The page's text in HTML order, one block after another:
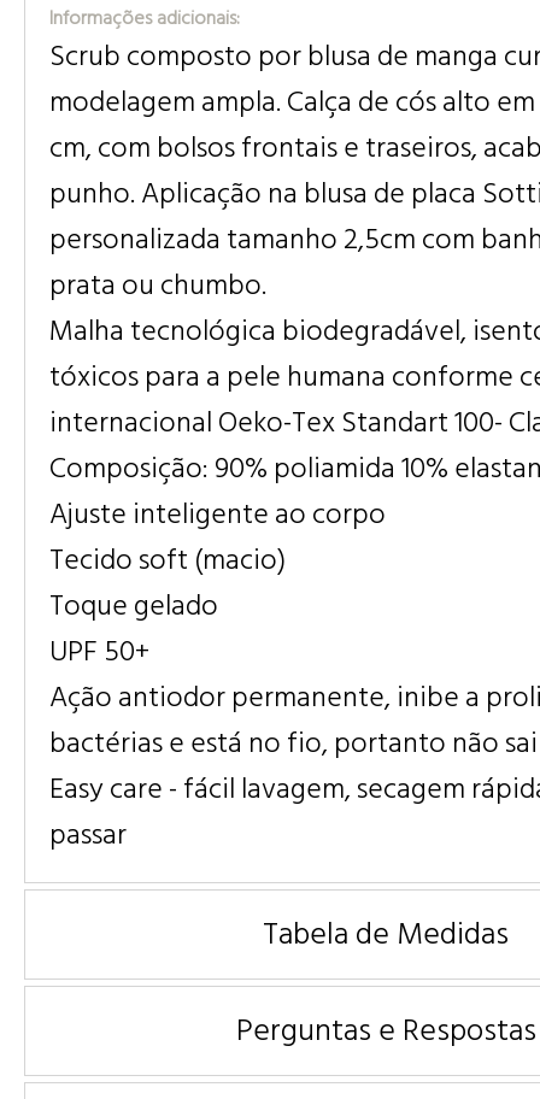
Informações adicionais:
Scrub composto por blusa de manga
modelagem ampla. Calça de cós alto
cm, com bolsos frontais e traseiros,
punho. Aplicação na blusa de placa
personalizada tamanho 2,5cm com
prata ou chumbo.
Malha tecnológica biodegradável,
tóxicos para a pele humana conforme
internacional Oeko-Tex Standart 100-
Composição: 90% poliamida 10%
Ajuste inteligente ao corpo
Tecido soft (macio)
Toque gelado
UPF 50+
Ação antiodor permanente, inibe a
bactérias e está no fio, portanto não
Easy care - fácil lavagem, secagem
passar
Tabela de Medidas
Perguntas e Respostas